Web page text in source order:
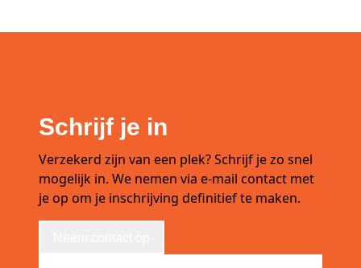
Schrijf je in
Verzekerd zijn van een plek? Schrijf je zo snel
mogelijk in. We nemen via e-mail contact met
je op om je inschrijving definitief te maken.